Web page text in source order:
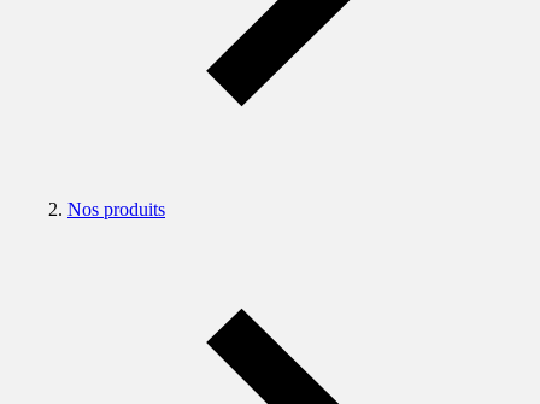
Nos produits